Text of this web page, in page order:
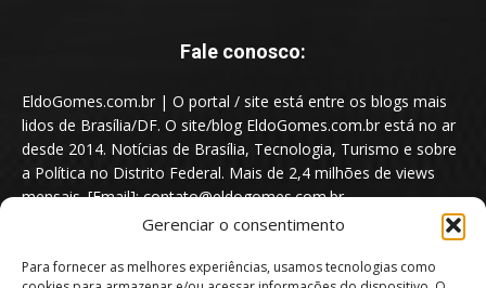
Gerenciar o consentimento
Para fornecer as melhores experiências, usamos tecnologias como
Fale conosco:
EldoGomes.com.br | O portal / site está entre os blogs mais
lidos de Brasília/DF. O site/blog EldoGomes.com.br está no ar
desde 2014. Notícias de Brasília, Tecnologia, Turismo e sobre
a Política no Distrito Federal. Mais de 2,4 milhões de views
mensais. [Email]: contato@eldogomes.com.br